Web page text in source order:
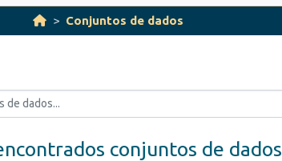
Conjuntos de dados
conjuntos de dados